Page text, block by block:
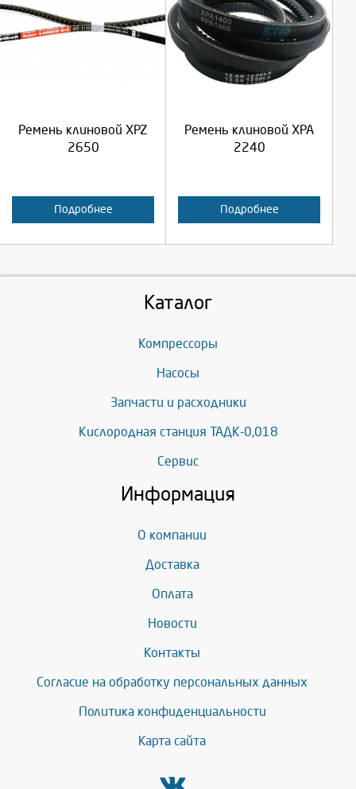
Ремень клиновой XPZ
2650
Подробнее
Выберите количество:
Отмена
Ремень клиновой XPA
2240
Подробнее
Выберите количество:
Отмена
Каталог
Компрессоры
Насосы
Запчасти и расходники
Кислородная станция ТАДК-0,018
Сервис
Информация
О компании
Доставка
Оплата
Новости
Контакты
Согласие на обработку персональных данных
Политика конфиденциальности
Карта сайта